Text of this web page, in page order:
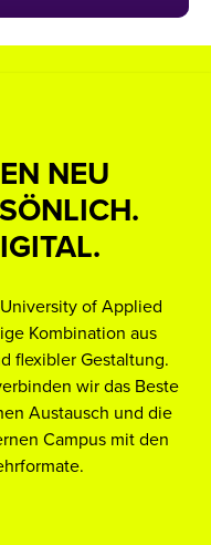
NEU
of Applied
Kombination aus
flexibler Gestaltung.
wir das Beste
Austausch und die
Campus mit den